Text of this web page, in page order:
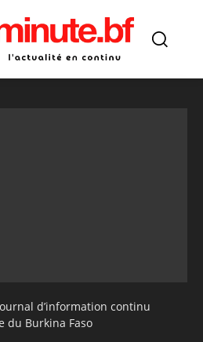
d’information continu
du Burkina Faso